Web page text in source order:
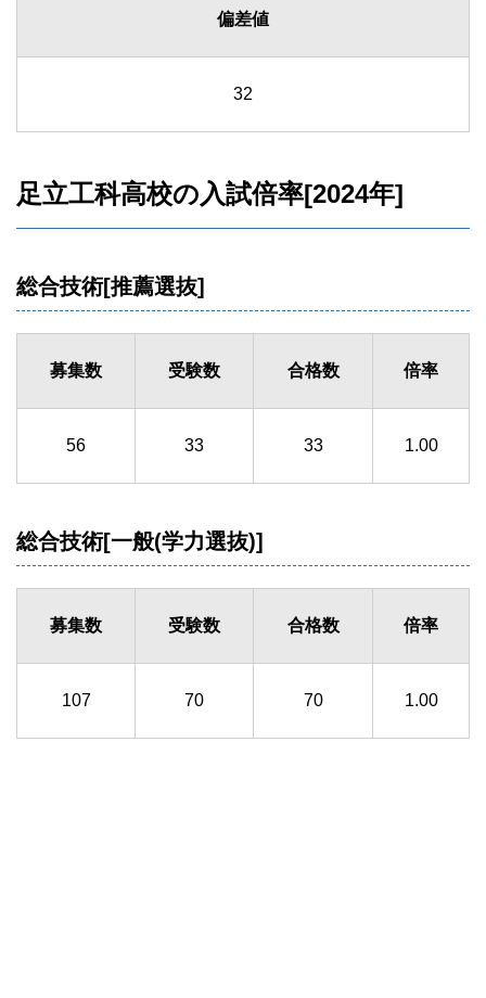
偏差値
32
足立工科高校の入試倍率[2024年]
総合技術[推薦選抜]
募集数 受験数 合格数 倍率
56 33 33 1.00
総合技術[一般(学力選抜)]
募集数 受験数 合格数 倍率
107 70 70 1.00